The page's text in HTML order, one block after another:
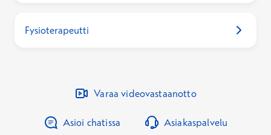
Fysioterapeutti
Varaa videovastaanotto
Asioi chatissa Asiakaspalvelu